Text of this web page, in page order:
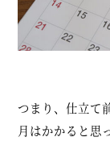
つまり、仕立て
月はかかると思